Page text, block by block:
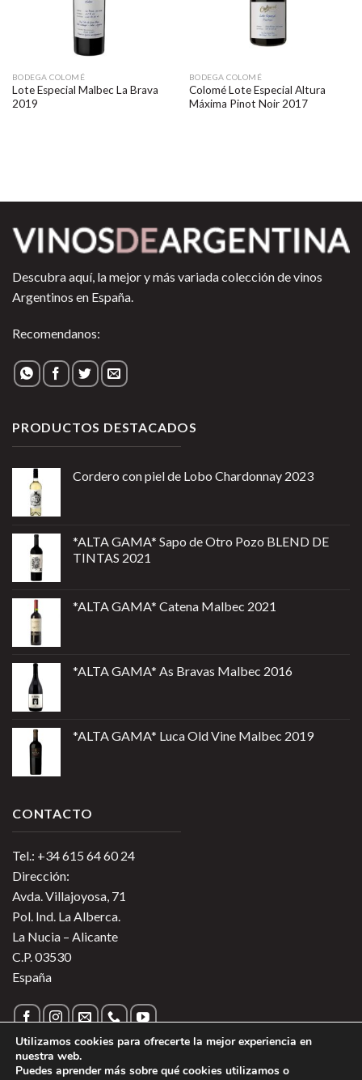
BODEGA COLOMÉ
Lote Especial Malbec La Brava
2019
BODEGA COLOMÉ
Colomé Lote Especial Altura
Máxima Pinot Noir 2017
Descubra aquí, la mejor y más variada colección de vinos
Argentinos en España.
Recomendanos:
PRODUCTOS DESTACADOS
Cordero con piel de Lobo Chardonnay 2023
*ALTA GAMA* Sapo de Otro Pozo BLEND DE
TINTAS 2021
*ALTA GAMA* Catena Malbec 2021
*ALTA GAMA* As Bravas Malbec 2016
*ALTA GAMA* Luca Old Vine Malbec 2019
CONTACTO
Tel.: +34 615 64 60 24
Dirección:
Avda. Villajoyosa, 71
Pol. Ind. La Alberca.
La Nucia – Alicante
C.P. 03530
España
Utilizamos cookies para ofrecerte la mejor experiencia en
nuestra web.
Puedes aprender más sobre qué cookies utilizamos o